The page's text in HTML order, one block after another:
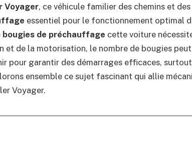
Voyager, ce véhicule familier des chemins et
essentiel pour le fonctionnement optimal
bougies de préchauffage cette voiture
et de la motorisation, le nombre de bougies
pour garantir des démarrages efficaces,
ensemble ce sujet fascinant qui allie
Voyager.